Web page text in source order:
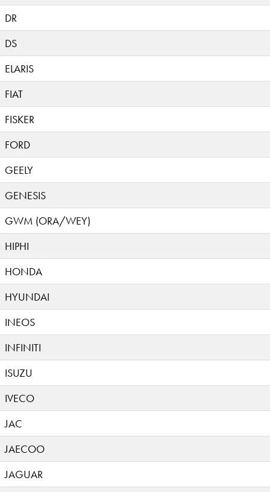
DR
DS
ELARIS
FIAT
FISKER
FORD
GEELY
GENESIS
GWM (ORA/WEY)
HIPHI
HONDA
HYUNDAI
INEOS
INFINITI
ISUZU
IVECO
JAC
JAECOO
JAGUAR